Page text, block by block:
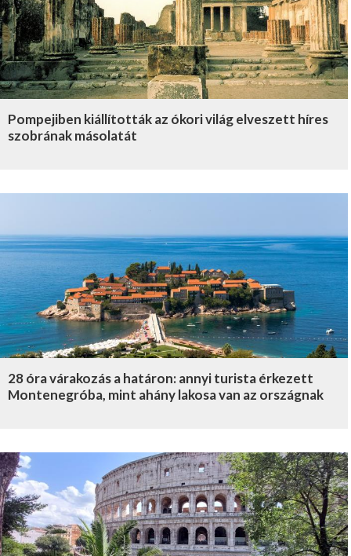
Pompejiben kiállították az ókori világ elveszett híres
szobrának másolatát
28 óra várakozás a határon: annyi turista érkezett
Montenegróba, mint ahány lakosa van az országnak